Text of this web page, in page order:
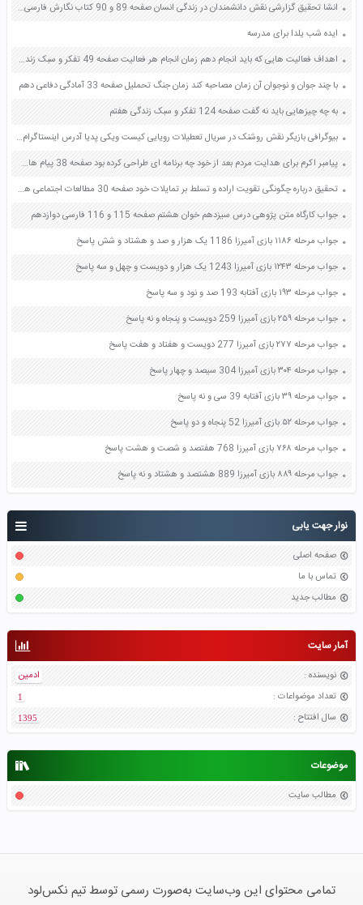
نوار جهت یابی
صفحه اصلی
تماس با ما
مطالب جدید
آمار سایت
نویسنده :
ادمین
تعداد موضواعات :
1
سال افتتاح :
1395
موضوعات
مطالب سایت
انشا تحقیق گزارشی نقش دانشمندان در زندگی انسان صفحه 89 و 90 کتاب نگارش فارسی پنجم دبستان
ایده شب یلدا برای مدرسه
اهداف فعالیت هایی که باید انجام دهم زمان انجام هر فعالیت صفحه 49 تفکر و سبک زندگی هفتم
با چند جوان و نوجوان آن زمان مصاحبه کند زمان جنگ تحملیل صفحه 33 آمادگی دفاعی دهم
به چه چیزهایی باید نه گفت صفحه 124 تفکر و سبک زندگی هفتم
بیوگرافی بازیگر نقش روشنک در سریال تعطیلات رویایی کیست ویکی پدیا آدرس اینستاگرام عکس
پیامبر اکرم برای هدایت مردم بعد از خود چه برنامه ای طراحی کرده بود صفحه 38 پیام های آسمان هشتم
تحقیق درباره چگونگی تقویت اراده و تسلط بر تمایلات خود صفحه 30 مطالعات اجتماعی هشتم
جواب کارگاه متن پژوهی درس سیزدهم خوان هشتم صفحه 115 و 116 فارسی دوازدهم
جواب مرحله ۱۱۸۶ بازی آمیرزا 1186 یک هزار و صد و هشتاد و شش پاسخ
جواب مرحله ۱۲۴۳ بازی آمیرزا 1243 یک هزار و دویست و چهل و سه پاسخ
جواب مرحله ۱۹۳ بازی آفتابه 193 صد و نود و سه پاسخ
جواب مرحله ۲۵۹ بازی آمیرزا 259 دویست و پنجاه و نه پاسخ
جواب مرحله ۲۷۷ بازی آمیرزا 277 دویست و هفتاد و هفت پاسخ
جواب مرحله ۳۰۴ بازی آمیرزا 304 سیصد و چهار پاسخ
جواب مرحله ۳۹ بازی آفتابه 39 سی و نه پاسخ
جواب مرحله ۵۲ بازی آمیرزا 52 پنجاه و دو پاسخ
جواب مرحله ۷۶۸ بازی آمیرزا 768 هفتصد و شصت و هشت پاسخ
جواب مرحله ۸۸۹ بازی آمیرزا 889 هشتصد و هشتاد و نه پاسخ
تمامی محتوای این وب‌سایت به‌صورت رسمی توسط تیم نکس‌لود